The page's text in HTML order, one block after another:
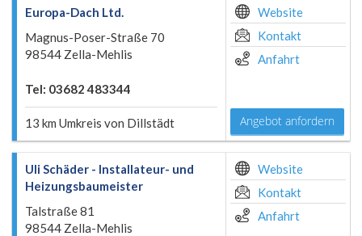
Europa-Dach Ltd.
Magnus-Poser-Straße 70
98544 Zella-Mehlis
Tel: 03682 483344
13 km Umkreis von Dillstädt
Website
Kontakt
Anfahrt
Angebot anfordern
Uli Schäder - Installateur- und
Heizungsbaumeister
Talstraße 81
98544 Zella-Mehlis
Website
Kontakt
Anfahrt